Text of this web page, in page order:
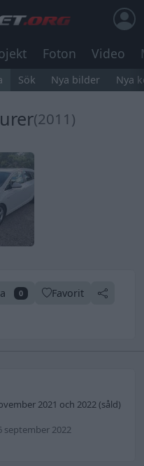
Foton Video
Sök Nya bilder Nya
(2011)
0 Favorit
2021 och 2022 (såld)
september 2022